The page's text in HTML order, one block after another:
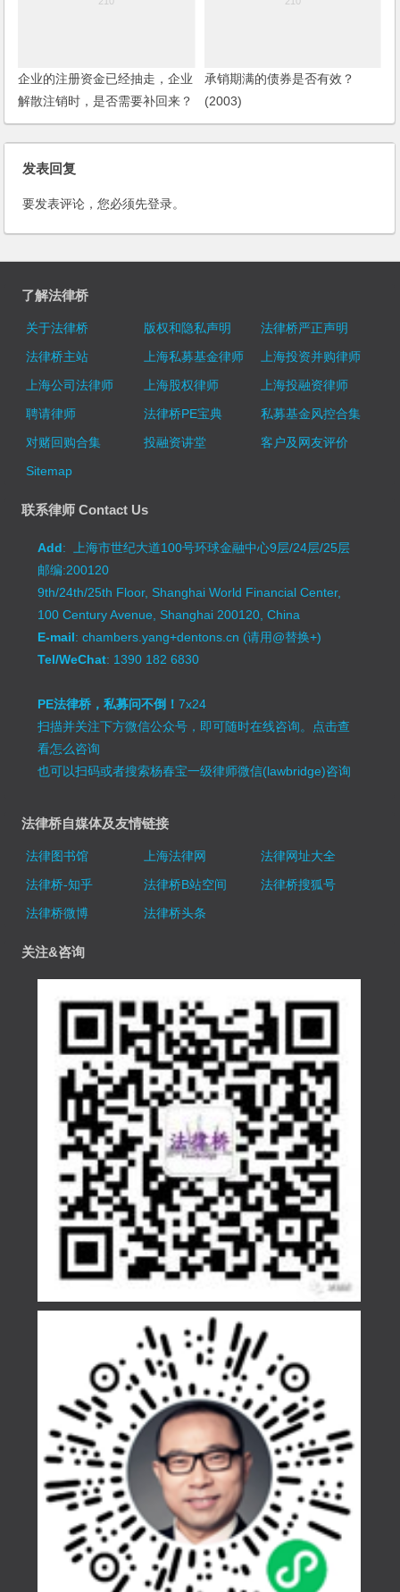
企业的注册资金已经抽走，企业
解散注销时，是否需要补回来？
承销期满的债券是否有效？
(2003)
发表回复
要发表评论，您必须先登录。
了解法律桥
关于法律桥 版权和隐私声明
法律桥严正声明
法律桥主站
上海私募基金律师
上海投资并购律师
上海公司法律师
上海股权律师
上海投融资律师
聘请律师
法律桥PE宝典
私募基金风控合集
对赌回购合集
投融资讲堂
客户及网友评价
Sitemap
联系律师 Contact Us
Add: 上海市世纪大道100号环球金融中心9层/24层/25层
邮编:200120
9th/24th/25th Floor, Shanghai World Financial Center,
100 Century Avenue, Shanghai 200120, China
E-mail: chambers.yang+dentons.cn (请用@替换+)
Tel/WeChat: 1390 182 6830
PE法律桥，私募问不倒！7x24
扫描并关注下方微信公众号，即可随时在线咨询。 点击查
看怎么咨询
也可以扫码或者搜索杨春宝一级律师微信(lawbridge)咨询
法律桥自媒体及友情链接
法律图书馆 上海法律网
法律网址大全
法律桥-知乎
法律桥B站空间
法律桥搜狐号
法律桥微博
法律桥头条
关注&咨询